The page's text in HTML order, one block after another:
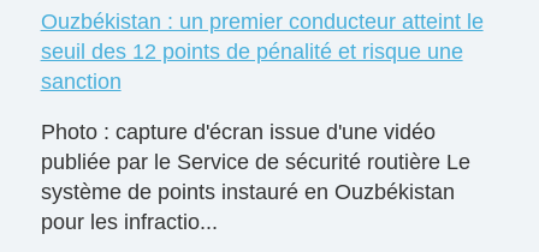
Ouzbékistan : un premier conducteur atteint le
seuil des 12 points de pénalité et risque une
sanction
Photo : capture d'écran issue d'une vidéo
publiée par le Service de sécurité routière Le
système de points instauré en Ouzbékistan
pour les infractio...